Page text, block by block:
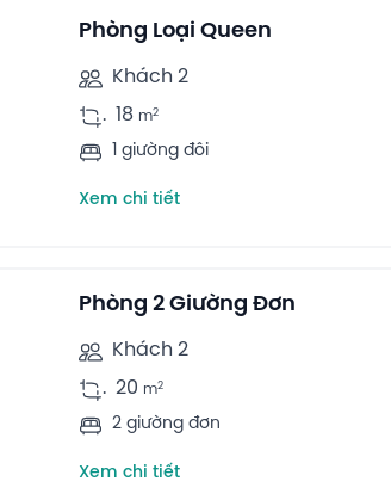
Phòng Loại Queen
Khách 2
. 18 m2
1 giường đôi
Xem chi tiết
Phòng 2 Giường Đơn
Khách 2
. 20 m2
2 giường đơn
Xem chi tiết